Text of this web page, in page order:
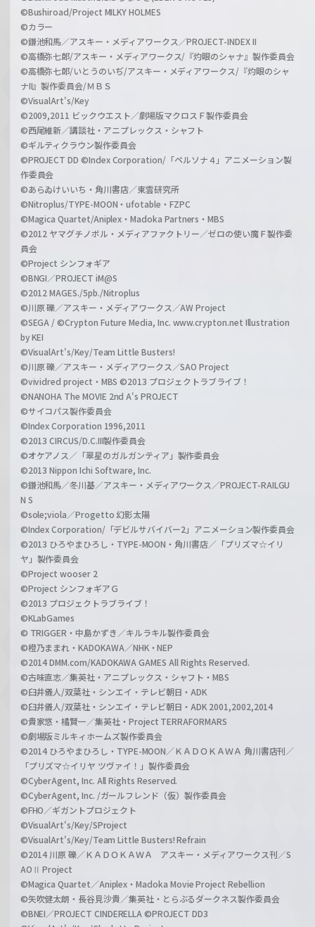
©Bushiroad/Project MILKY HOLMES
©カラー
©鎌池和馬／アスキー・メディアワークス／PROJECT-INDEX II
©高橋弥七郎/アスキー・メディアワークス/『灼眼のシャナ』製作委員会
©高橋弥七郎/いとうのいぢ/アスキー・メディアワークス/『灼眼のシャ
ナII』製作委員会/ＭＢＳ
©VisualArt's/Key
©2009,2011 ビックウエスト／劇場版マクロスＦ製作委員会
©西尾維新／講談社・アニプレックス・シャフト
©ギルティクラウン製作委員会
©PROJECT DD ©Index Corporation/「ペルソナ４」アニメーション製
作委員会
©あらゐけいいち・角川書店／東雲研究所
©Nitroplus/TYPE-MOON・ufotable・FZPC
©Magica Quartet/Aniplex・Madoka Partners・MBS
©2012 ヤマグチノボル・メディアファクトリー／ゼロの使い魔Ｆ製作委
員会
©Project シンフォギア
©BNGI／PROJECT iM@S
©2012 MAGES./5pb./Nitroplus
©川原 礫／アスキー・メディアワークス／AW Project
©SEGA / ©Crypton Future Media, Inc. www.crypton.net Illustration
by KEI
©VisualArt's/Key/Team Little Busters!
©川原 礫／アスキー・メディアワークス／SAO Project
©vividred project・MBS ©2013 プロジェクトラブライブ！
©NANOHA The MOVIE 2nd A's PROJECT
©サイコパス製作委員会
©Index Corporation 1996,2011
©2013 CIRCUS/D.C.III製作委員会
©オケアノス／「翠星のガルガンティア」製作委員会
©2013 Nippon Ichi Software, Inc.
©鎌池和馬／冬川基／アスキー・メディアワークス／PROJECT-RAILGU
N S
©sole;viola／Progetto 幻影太陽
©Index Corporation/「デビルサバイバー2」アニメーション製作委員会
©2013 ひろやまひろし・TYPE-MOON・角川書店／「プリズマ☆イリ
ヤ」製作委員会
©Project wooser 2
©Project シンフォギアＧ
©2013 プロジェクトラブライブ！
©KLabGames
© TRIGGER・中島かずき／キルラキル製作委員会
©橙乃ままれ・KADOKAWA／NHK・NEP
©2014 DMM.com/KADOKAWA GAMES All Rights Reserved.
©古味直志／集英社・アニプレックス・シャフト・MBS
©臼井儀人/双葉社・シンエイ・テレビ朝日・ADK
©臼井儀人/双葉社・シンエイ・テレビ朝日・ADK 2001,2002,2014
©貴家悠・橘賢一／集英社・Project TERRAFORMARS
©劇場版ミルキィホームズ製作委員会
©2014 ひろやまひろし・TYPE-MOON／ＫＡＤＯＫＡＷＡ 角川書店刊／
「プリズマ☆イリヤ ツヴァイ！」製作委員会
©CyberAgent, Inc. All Rights Reserved.
©CyberAgent, Inc. /ガールフレンド（仮）製作委員会
©FHO／ギガントプロジェクト
©VisualArt's/Key/SProject
©VisualArt's/Key/Team Little Busters! Refrain
©2014 川原 礫／ＫＡＤＯＫＡＷＡ アスキー・メディアワークス刊／S
AOⅡ Project
©Magica Quartet／Aniplex・Madoka Movie Project Rebellion
©矢吹健太朗・長谷見沙貴／集英社・とらぶるダークネス製作委員会
©BNEI／PROJECT CINDERELLA ©PROJECT DD3